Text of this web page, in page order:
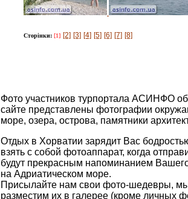
Сторінки: [1] [2] [3] [4] [5] [6] [7] [8]
Фото участников турпортала АСИНФО
сайте представлены фотографии
море, озера, острова, памятники
Отдых в Хорватии зарядит Вас
взять с собой фотоаппарат, когда
будут прекрасным напоминанием
на Адриатическом море.
Присылайте нам свои фото-шедевры, мы
разместим их в галерее (кроме личных